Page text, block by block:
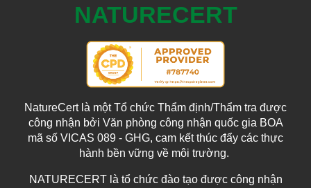
NATURECERT
NatureCert là một Tổ chức Thẩm định/Thẩm tra được
công nhận bởi Văn phòng công nhận quốc gia BOA
mã số VICAS 089 - GHG, cam kết thúc đẩy các thực
hành bền vững về môi trường.
NATURECERT là tổ chức đào tạo được công nhận